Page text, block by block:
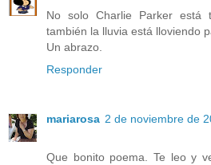
No solo Charlie Parker está
también la lluvia está lloviendo
Un abrazo.
Responder
mariarosa 2 de noviembre de
Que bonito poema. Te leo y